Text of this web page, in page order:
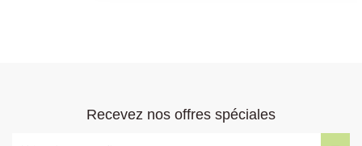
Recevez nos offres spéciales